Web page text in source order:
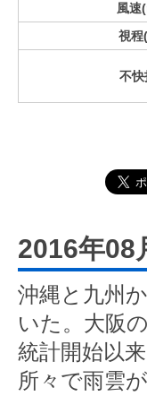
風速
視程
不快
2016年08
沖縄と九州
いた。大阪
統計開始以
所々で雨雲